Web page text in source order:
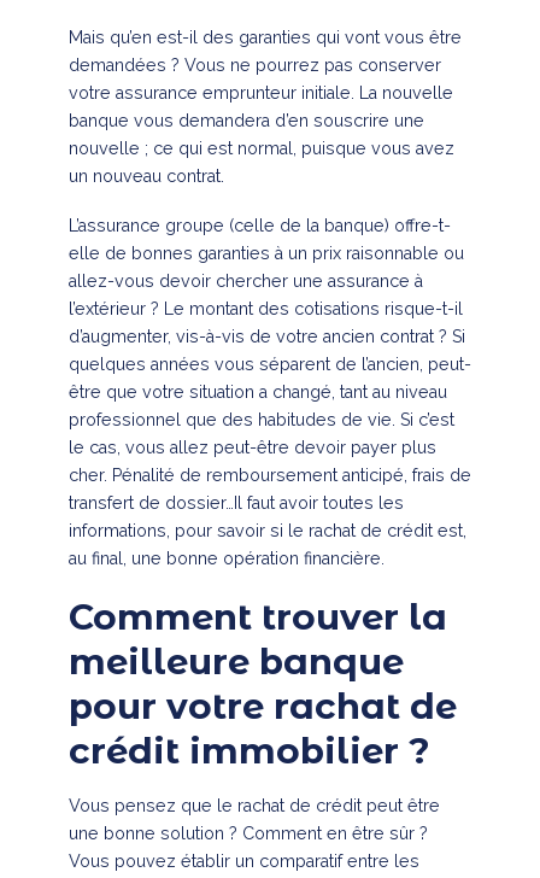
Mais qu’en est-il des garanties qui vont vous être
demandées ? Vous ne pourrez pas conserver
votre assurance emprunteur initiale. La nouvelle
banque vous demandera d’en souscrire une
nouvelle ; ce qui est normal, puisque vous avez
un nouveau contrat.
L’assurance groupe (celle de la banque) offre-t-
elle de bonnes garanties à un prix raisonnable ou
allez-vous devoir chercher une assurance à
l’extérieur ? Le montant des cotisations risque-t-il
d’augmenter, vis-à-vis de votre ancien contrat ? Si
quelques années vous séparent de l’ancien, peut-
être que votre situation a changé, tant au niveau
professionnel que des habitudes de vie. Si c’est
le cas, vous allez peut-être devoir payer plus
cher. Pénalité de remboursement anticipé, frais de
transfert de dossier…Il faut avoir toutes les
informations, pour savoir si le rachat de crédit est,
au final, une bonne opération financière.
Comment trouver la
meilleure banque
pour votre rachat de
crédit immobilier ?
Vous pensez que le rachat de crédit peut être
une bonne solution ? Comment en être sûr ?
Vous pouvez établir un comparatif entre les